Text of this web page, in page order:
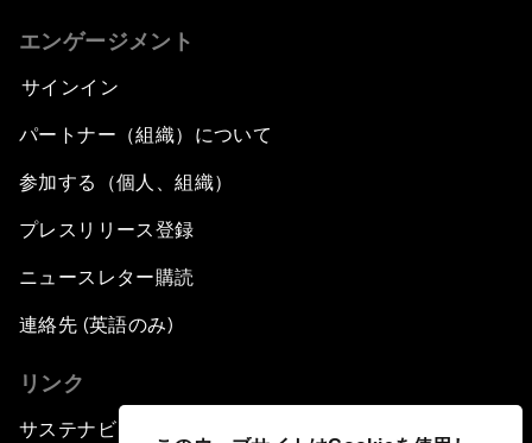
エンゲージメント
サインイン
パートナー（組織）について
参加する（個人、組織）
プレスリリース登録
ニュースレター購読
連絡先 (英語のみ)
リンク
サステナビリティへの取り組み